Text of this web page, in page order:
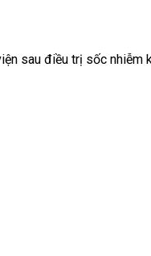
sau điều trị sốc nhiễm